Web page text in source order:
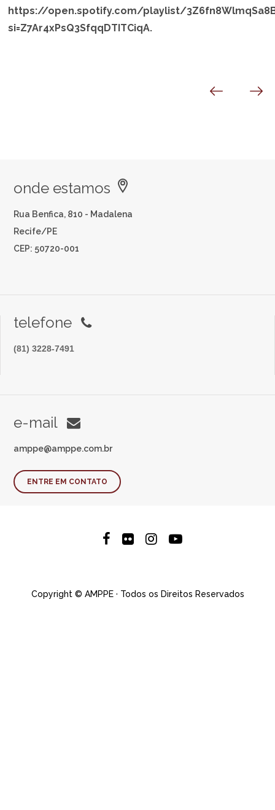
https://open.spotify.com/playlist/
si=Z7Ar4xPsQ3SfqqDTITCiqA.
onde estamos
Rua Benfica, 810 - Madalena
Recife/PE
CEP: 50720-001
telefone
(81) 3228-7491
e-mail
amppe@amppe.com.br
ENTRE EM CONTATO
Copyright © AMPPE · Todos os Direitos Reservados